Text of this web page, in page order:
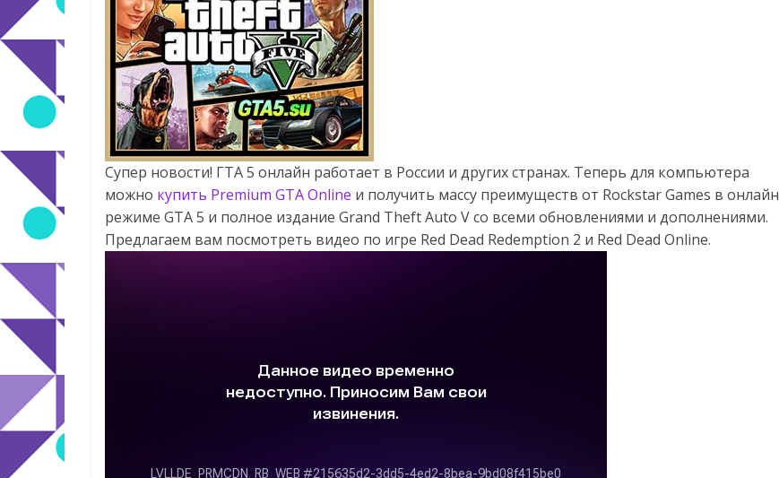
Супер новости! ГТА 5 онлайн работает в России и других странах. Теперь для компьютера
можно купить Premium GTA Online и получить массу преимуществ от Rockstar Games в онлайн
режиме GTA 5 и полное издание Grand Theft Auto V со всеми обновлениями и дополнениями.
Предлагаем вам посмотреть видео по игре Red Dead Redemption 2 и Red Dead Online.